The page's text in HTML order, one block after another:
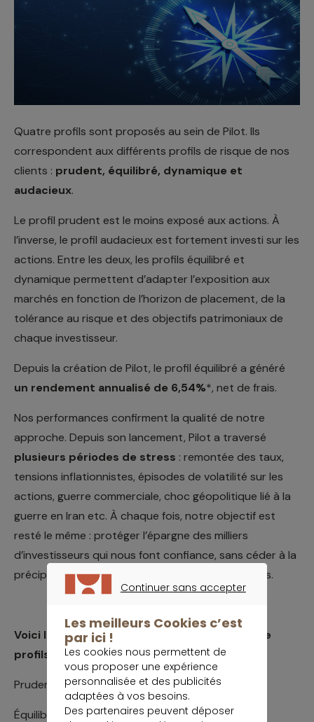
Quatre profils sont proposés au sein de Pilot. Ils
correspondent aux différents profils de risque de nos
clients : prudent, équilibré, dynamique et
audacieux.
Le profil prudent est le moins exposé aux actions. À
l’inverse, le profil audacieux est fortement investi sur les
actions. Entre les deux, les profils équilibré et
dynamique permettent d’adapter l’exposition aux
marchés en fonction de l’horizon de placement, de la
tolérance au risque et des objectifs patrimoniaux de
chaque investisseur.
Depuis la création de Pilot, le profil équilibré a généré
un rendement annualisé de 6,54%*, net de frais.
Nos performances confirment la qualité de notre
approche. Depuis son lancement, Pilot a traversé
plusieurs périodes de stress : remontée des taux,
tensions inflationnistes, épisodes de volatilité sur les
actions, guerre commerciale, choc géopolitique lié à la
guerre en Iran etc. À chaque fois, notre objectif est
resté le même : protéger l’épargne des milliers
d’investisseurs qui nous font confiance, sans céder à la
précipitation et sans prendre de risques excessifs.
Voici les performances définitives des quatre
profils de Pilot en 2025 :
Prudent : +3,82%*
Équilibré : +4,85%*
Continuer sans accepter
Les meilleurs Cookies c’est
par ici !
Les cookies nous permettent de
vous proposer une expérience
personnalisée et des publicités
adaptées à vos besoins.
Des partenaires peuvent déposer